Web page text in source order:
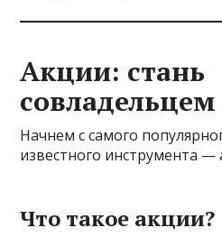
Акции: стань
Начнем с самого
известного инструмента —
Что такое акции?